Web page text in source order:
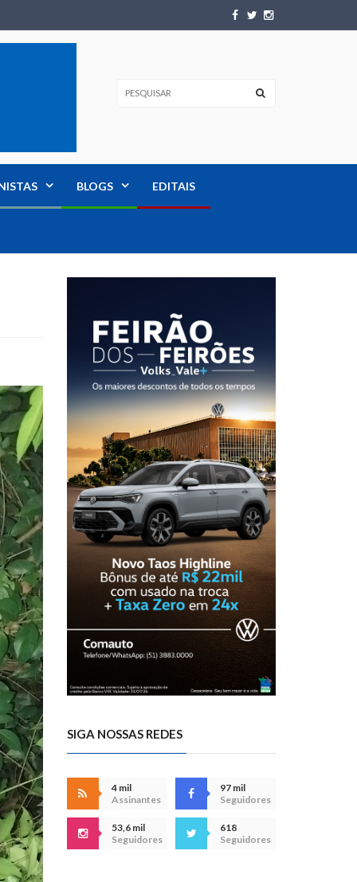
BLOGS EDITAIS
SIGA NOSSAS REDES
4 mil
Assinantes
97 mil
Seguidores
53,6 mil
Seguidores
618
Seguidores